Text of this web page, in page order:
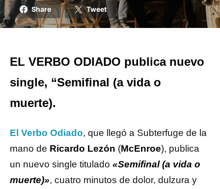
Share Tweet
EL VERBO ODIADO publica nuevo
single, “Semifinal (a vida o
muerte).
El Verbo Odiado, que llegó a Subterfuge de la
mano de Ricardo Lezón (McEnroe), publica
un nuevo single titulado «Semifinal (a vida o
muerte)», cuatro minutos de dolor, dulzura y